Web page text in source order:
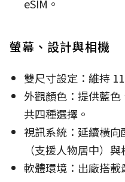
eSIM。
螢幕、設計與相機
雙尺寸設定：維持
外觀顏色：提供藍
共四種選擇。
視訊系統：延續橫
（支援人物居中）
軟體環境：出廠搭載